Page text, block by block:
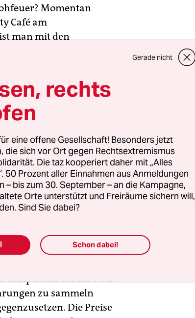
Momentan
Café am
man mit den
Kai, der als
Betreiberfirma
auch an
Café in
nicht mehr genug
in ein normales
S6lon in
Einkünften.
der Kulturen der
werden. Geplant ist
mit Ländern in
vom HdKdW.
das Internet wären
Computern durchs Netz
zu sammeln
Die Preise
Gerade nicht
rechts
eine offene Gesellschaft! Besonders jetzt
die sich vor Ort gegen Rechtsextremismus
Die taz kooperiert daher mit „Alles
50 Prozent aller Einnahmen aus Anmeldungen
– bis zum 30. September – an die Kampagne,
Orte unterstützt und Freiräume sichern will,
Sind Sie dabei?
Schon dabei!